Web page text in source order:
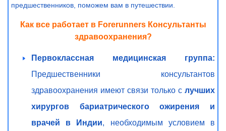
предшественников, поможем вам в путешествии.
Как все работает в Forerunners Консультанты
здравоохранения?
Первоклассная медицинская группа:
Предшественники консультантов
здравоохранения имеют связи только с лучших
хирургов бариатрического ожирения и
врачей в Индии, необходимым условием в